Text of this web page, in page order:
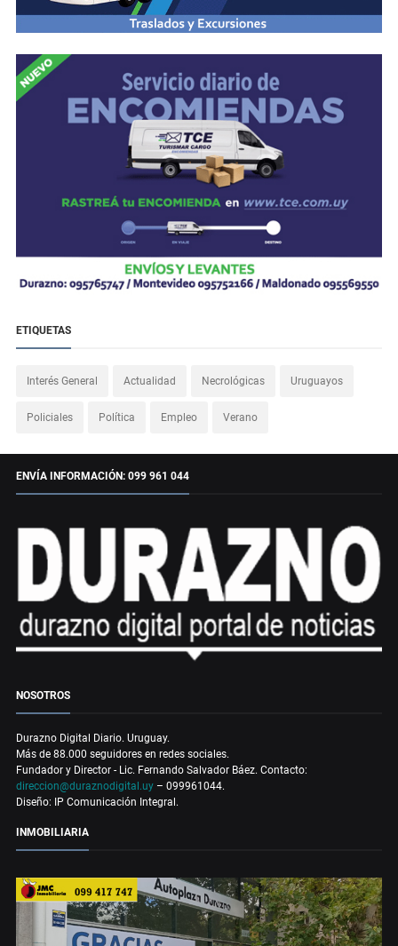
ETIQUETAS
Interés General Actualidad Necrológicas Uruguayos
Policiales Política Empleo Verano
ENVÍA INFORMACIÓN: 099 961 044
NOSOTROS
Durazno Digital Diario. Uruguay.
Más de 88.000 seguidores en redes sociales.
Fundador y Director - Lic. Fernando Salvador Báez. Contacto:
direccion@duraznodigital.uy – 099961044.
Diseño: IP Comunicación Integral.
INMOBILIARIA